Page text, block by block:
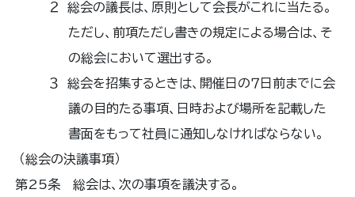
２ 総会の議長は、原則として会長がこれに当たる。
ただし、前項ただし書きの規定による場合は、そ
の総会において選出する。
３ 総会を招集するときは、開催日の７日前までに会
議の目的たる事項、日時および場所を記載した
書面をもって社員に通知しなければならない。
（総会の決議事項）
第25条 総会は、次の事項を議決する。